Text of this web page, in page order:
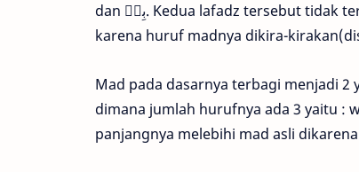
dan بِهٖ. Kedua lafadz tersebut tidak terdapat huruf mad tetapi harus dibaca mad shilah qashirah,
Mad pada dasarnya terbagi menjadi
dimana jumlah hurufnya ada 3 yaitu :
panjangnya melebihi mad asli